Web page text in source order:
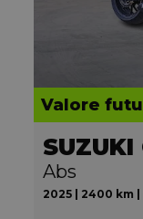
Valore
SUZUKI
Abs
2025 | 2400 km |